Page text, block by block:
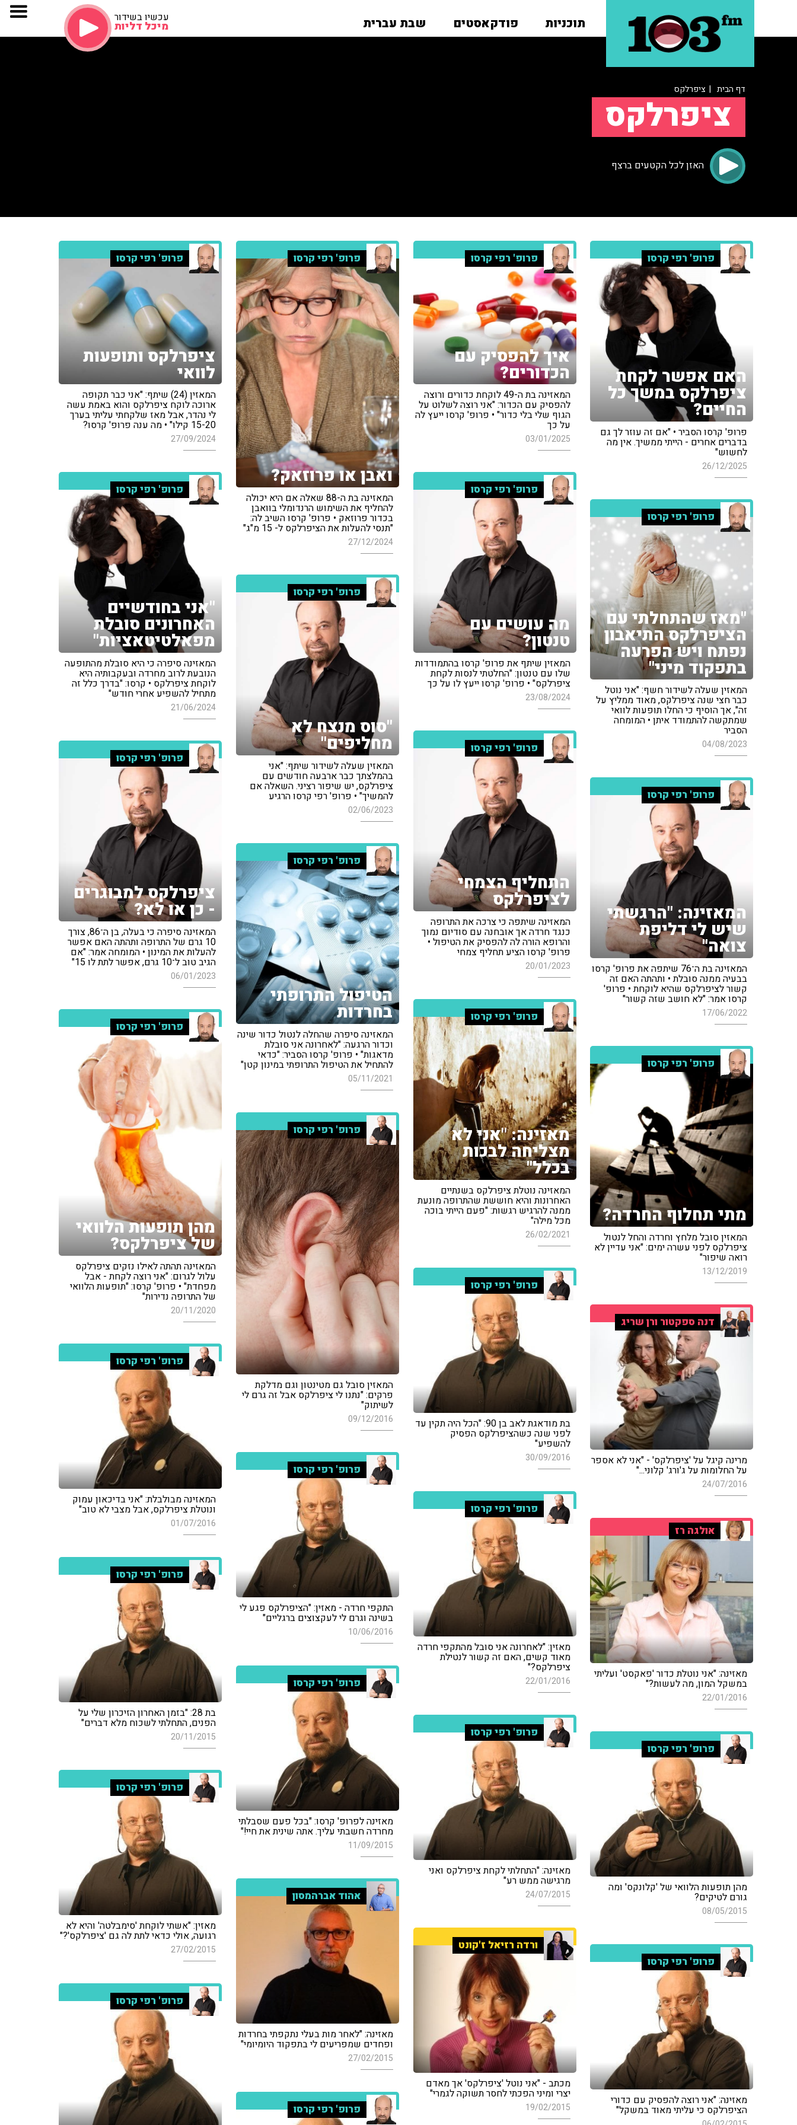
תוכניות פודקאסטים שבת עברית עכשיו בשידור
מיכל דליות
דף הבית | ציפרלקס
ציפרלקס
האזן לכל הקטעים ברצף
פרופ' רפי קרסו
האם אפשר לקחת
ציפרלקס במשך כל
החיים?
פרופ' קרסו הסביר • "אם זה עוזר לך גם
בדברים אחרים - הייתי ממשיך. אין מה
לחשוש"
26/12/2025
פרופ' רפי קרסו
איך להפסיק עם
הכדורים?
המאזינה בת ה-49 לוקחת כדורים ורוצה
להפסיק עם הכדור: "אני רוצה לשלוט על
הגוף שלי בלי כדור" • פרופ' קרסו ייעץ לה
על כך
03/01/2025
פרופ' רפי קרסו
ואבן או פרוזאק?
המאזינה בת ה-88 שאלה אם היא יכולה
להחליף את השימוש הרנדומלי בוואבן
בכדור פרוזאק • פרופ' קרסו השיב לה:
"תנסי להעלות את הציפרלקס ל- 15 מ"ג"
27/12/2024
פרופ' רפי קרסו
ציפרלקס ותופעות
לוואי
המאזין (24) שיתף: "אני כבר תקופה
ארוכה לוקח ציפרלקס והוא באמת עשה
לי נהדר, אבל מאז שלקחתי עליתי בערך
15-20 קילו" • מה ענה פרופ' קרסו?
27/09/2024
פרופ' רפי קרסו
מה עושים עם
טנטון?
המאזין שיתף את פרופ' קרסו בהתמודדות
שלו עם טנטון: "החלטתי לנסות לקחת
ציפרלקס" • פרופ' קרסו ייעץ לו על כך
23/08/2024
פרופ' רפי קרסו
"אני בחודשיים
האחרונים סובלת
מפאלטיטאציות"
המאזינה סיפרה כי היא סובלת מהתופעה
הנובעת לרוב מחרדה ובעקבותיה היא
לוקחת ציפרלקס • קרסו: "בדרך כלל זה
מתחיל להשפיע אחרי חודש"
21/06/2024
פרופ' רפי קרסו
"מאז שהתחלתי עם
הציפרלקס התיאבון
נפתח ויש הפרעה
בתפקוד מיני"
המאזין שעלה לשידור חשף: "אני נוטל
כבר חצי שנה ציפרלקס, מאוד ממליץ על
זה", אך הוסיף כי החלו תופעות לוואי
שמתקשה להתמודד איתן • המומחה
הסביר
04/08/2023
פרופ' רפי קרסו
"סוס מנצח לא
מחליפים"
המאזין שעלה לשידור שיתף: "אני
בהמלצתך כבר ארבעה חודשים עם
ציפרלקס, יש שיפור רציני. השאלה אם
להמשיך" • פרופ' רפי קרסו הרגיע
02/06/2023
פרופ' רפי קרסו
התחליף הצמחי
לציפרלקס
המאזינה שיתפה כי צרכה את התרופה
כנגד חרדה אך אובחנה עם סודיום נמוך
והרופא הורה לה להפסיק את הטיפול •
פרופ' קרסו הציע תחליף צמחי
20/01/2023
פרופ' רפי קרסו
ציפרלקס למבוגרים
- כן או לא?
המאזינה סיפרה כי בעלה, בן ה־86, צורך
10 גרם של התרופה ותהתה האם אפשר
להעלות את המינון • המומחה אמר: "אם
הגיב טוב ל־10 גרם, אפשר לתת לו 15"
06/01/2023
פרופ' רפי קרסו
המאזינה: "הרגשתי
שיש לי דליפת
צואה"
המאזינה בת ה־76 שיתפה את פרופ' קרסו
בבעיה ממנה סובלת • ותהתה האם זה
קשור לציפרלקס שהיא לוקחת • פרופ'
קרסו אמר: "לא חושב שזה קשור"
17/06/2022
פרופ' רפי קרסו
הטיפול התרופתי
בחרדות
המאזינה סיפרה שהחלה לנטול כדור שינה
וכדור הרגעה: "לאחרונה אני סובלת
מדאגות" • פרופ' קרסו הסביר: "כדאי
להתחיל את הטיפול התרופתי במינון קטן"
05/11/2021
פרופ' רפי קרסו
מאזינה: "אני לא
מצליחה לבכות
בכלל"
המאזינה נוטלת ציפרלקס בשנתיים
האחרונות והיא חוששת שהתרופה מונעת
ממנה להרגיש רגשות: "פעם הייתי בוכה
מכל מילה"
26/02/2021
פרופ' רפי קרסו
מהן תופעות הלוואי
של ציפרלקס?
המאזינה תהתה לאילו נזקים ציפרלקס
עלול לגרום: "אני רוצה לקחת - אבל
מפחדת" • פרופ' קרסו: "תופעות הלוואי
של התרופה נדירות"
20/11/2020
פרופ' רפי קרסו
מתי תחלוף החרדה?
המאזין סובל מלחץ וחרדה והחל לנטול
ציפרלקס לפני עשרה ימים: "אני עדיין לא
רואה שיפור"
13/12/2019
פרופ' רפי קרסו
המאזין סובל גם מטינטון וגם מדלקת
פרקים: "נתנו לי ציפרלקס אבל זה גרם לי
לשיתוק"
09/12/2016
פרופ' רפי קרסו
בת מודאגת לאב בן 90: "הכל היה תקין עד
לפני שנה כשהציפרלקס הפסיק
להשפיע"
30/09/2016
דנה ספקטור ורן שריג
מרינה קיגל על 'ציפרלקס' - "אני לא אספר
על החלומות על ג'ורג' קלוני..."
24/07/2016
פרופ' רפי קרסו
המאזינה מבולבלת: "אני בדיכאון עמוק
ונוטלת ציפרלקס, אבל מצבי לא טוב"
01/07/2016
פרופ' רפי קרסו
התקפי חרדה - מאזין: "הציפרלקס פגע לי
בשינה וגרם לי לעקצוצים ברגליים"
10/06/2016
פרופ' רפי קרסו
מאזין: "לאחרונה אני סובל מהתקפי חרדה
מאוד קשים, האם זה קשור לנטילת
ציפרלקס?"
22/01/2016
אולגה רז
מאזינה: "אני נוטלת כדור 'פאקסט' ועליתי
במשקל המון, מה לעשות?"
22/01/2016
פרופ' רפי קרסו
בת 28: "בזמן האחרון הזיכרון שלי על
הפנים, התחלתי לשכוח מלא דברים"
20/11/2015
פרופ' רפי קרסו
מאזינה לפרופ' קרסו: "בכל פעם שסבלתי
מחרדה חשבתי עליך. אתה שינית את חיי!"
11/09/2015
פרופ' רפי קרסו
מאזינה: "התחלתי לקחת ציפרלקס ואני
מרגישה ממש רע"
24/07/2015
פרופ' רפי קרסו
מהן תופעות הלוואי של 'קלונקס' ומה
גורם לטיקים?
08/05/2015
פרופ' רפי קרסו
מאזין: "אשתי לוקחת 'סימבלטה' והיא לא
רגועה, אולי כדאי לתת לה גם 'ציפרלקס'?"
27/02/2015
אהוד אברהמסון
מאזינה: "לאחר מות בעלי נתקפתי בחרדות
ופחדים שמפריעים לי בתפקוד היומיומי"
27/02/2015
ורדה רזיאל ז'קונט
מכתב - "אני נוטל 'ציפרלקס' אך מאדם
יצרי ומיני הפכתי לחסר תשוקה לגמרי"
19/02/2015
פרופ' רפי קרסו
מאזינה: "אני רוצה להפסיק עם כדורי
הציפרלקס כי עליתי מאוד במשקל"
פרופ' רפי קרסו
פרופ' רפי קרסו